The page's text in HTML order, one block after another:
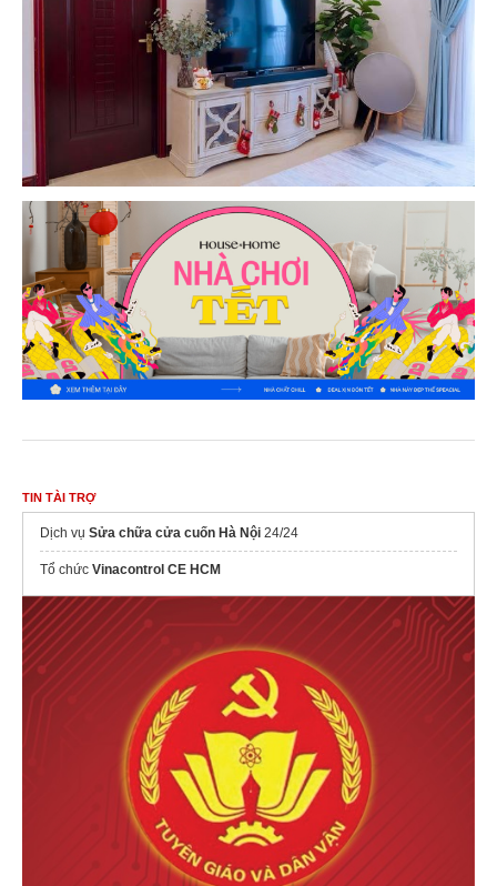
TIN TÀI TRỢ
Dịch vụ Sửa chữa cửa cuốn Hà Nội 24/24
Tổ chức Vinacontrol CE HCM